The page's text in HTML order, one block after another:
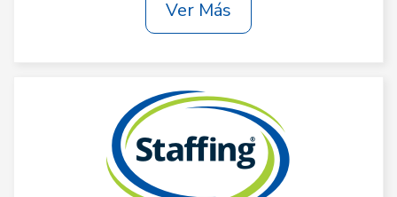
Ver Más